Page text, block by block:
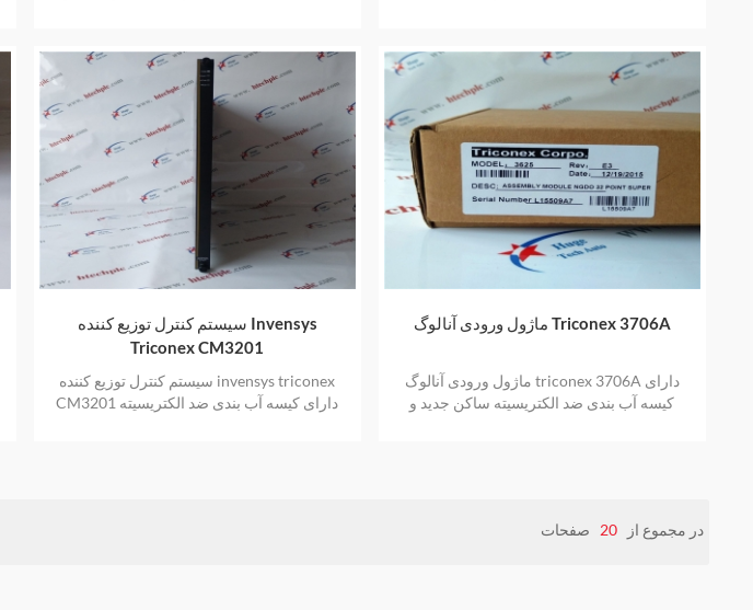
سیستم کنترل توزیع کننده Invensys
Triconex CM3201
سیستم کنترل توزیع کننده invensys triconex
CM3201 دارای کیسه آب بندی ضد الکتریسیته
ماژول ورودی آنالوگ Triconex 3706A
ماژول ورودی آنالوگ triconex 3706A دارای
کیسه آب بندی ضد الکتریسیته ساکن جدید و
در مجموع از 20 صفحات